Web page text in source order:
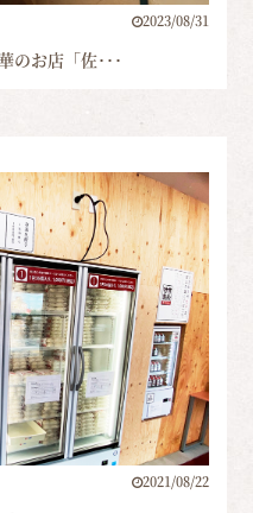
2023/08/31
のお店「佐･･･
2021/08/22